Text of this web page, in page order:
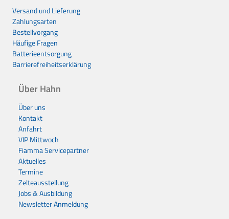
Versand und Lieferung
Zahlungsarten
Bestellvorgang
Häufige Fragen
Batterieentsorgung
Barrierefreiheitserklärung
Über Hahn
Über uns
Kontakt
Anfahrt
VIP Mittwoch
Fiamma Servicepartner
Aktuelles
Termine
Zelteausstellung
Jobs & Ausbildung
Newsletter Anmeldung